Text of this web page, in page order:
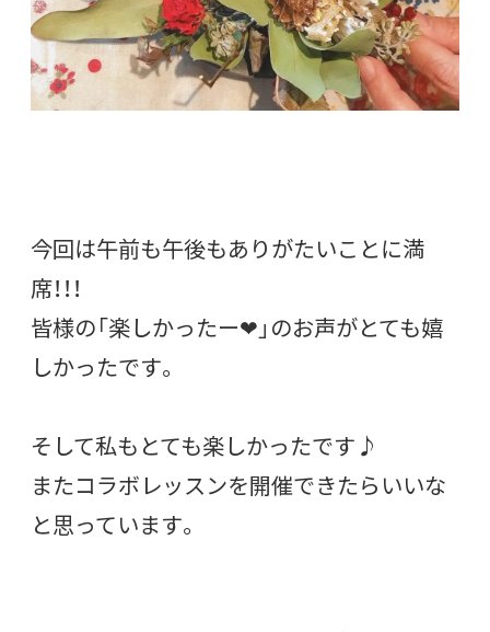
今回は午前も午後もありがたいことに満
席！！！
皆様の「楽しかったー❤︎」のお声がとても嬉
しかったです。
そして私もとても楽しかったです♪
またコラボレッスンを開催できたらいいな
と思っています。